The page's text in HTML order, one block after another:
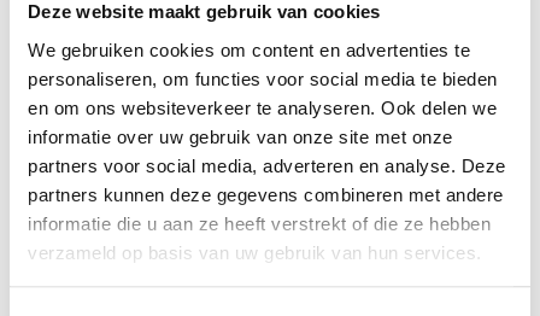
Deze website maakt gebruik van cookies
We gebruiken cookies om content en advertenties te
personaliseren, om functies voor social media te bieden
en om ons websiteverkeer te analyseren. Ook delen we
informatie over uw gebruik van onze site met onze
partners voor social media, adverteren en analyse. Deze
partners kunnen deze gegevens combineren met andere
informatie die u aan ze heeft verstrekt of die ze hebben
verzameld op basis van uw gebruik van hun services.
KAISERSCHMARNN
RECEPT